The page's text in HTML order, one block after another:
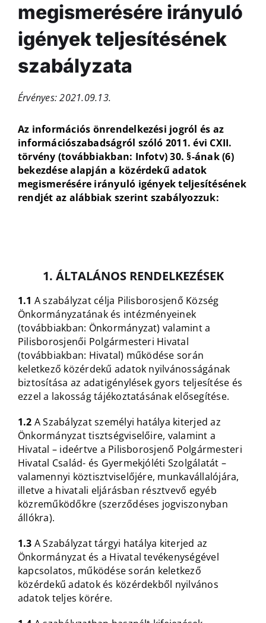
megismerésére irányuló
igények teljesítésének
szabályzata
Érvényes: 2021.09.13.
Az információs önrendelkezési jogról és az
információszabadságról szóló 2011. évi CXII.
törvény (továbbiakban: Infotv) 30. §-ának (6)
bekezdése alapján a közérdekű adatok
megismerésére irányuló igények teljesítésének
rendjét az alábbiak szerint szabályozzuk:
1. ÁLTALÁNOS RENDELKEZÉSEK
1.1 A szabályzat célja Pilisborosjenő Község
Önkormányzatának és intézményeinek
(továbbiakban: Önkormányzat) valamint a
Pilisborosjenői Polgármesteri Hivatal
(továbbiakban: Hivatal) működése során
keletkező közérdekű adatok nyilvánosságának
biztosítása az adatigénylések gyors teljesítése és
ezzel a lakosság tájékoztatásának elősegítése.
1.2 A Szabályzat személyi hatálya kiterjed az
Önkormányzat tisztségviselőire, valamint a
Hivatal – ideértve a Pilisborosjenő Polgármesteri
Hivatal Család- és Gyermekjóléti Szolgálatát –
valamennyi köztisztviselőjére, munkavállalójára,
illetve a hivatali eljárásban résztvevő egyéb
közreműködőkre (szerződéses jogviszonyban
állókra).
1.3 A Szabályzat tárgyi hatálya kiterjed az
Önkormányzat és a Hivatal tevékenységével
kapcsolatos, működése során keletkező
közérdekű adatok és közérdekből nyilvános
adatok teljes körére.